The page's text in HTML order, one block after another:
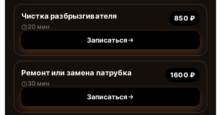
Чистка разбрызгивателя
20 мин
850 ₽
Записаться
Ремонт или замена патрубка
30 мин
1600 ₽
Записаться